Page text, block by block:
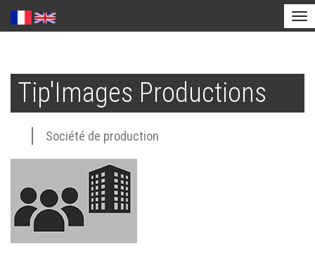
contenu
principal
Tip'Images Productions
Société de production